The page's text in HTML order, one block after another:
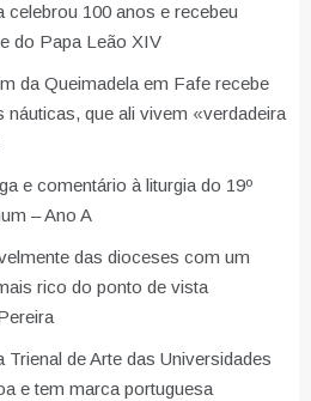
celebrou 100 anos e recebeu
do Papa Leão XIV
da Queimadela em Fafe recebe
náuticas, que ali vivem «verdadeira
e comentário à liturgia do 19º
– Ano A
das dioceses com um
rico do ponto de vista
de Arte das Universidades
e tem marca portuguesa